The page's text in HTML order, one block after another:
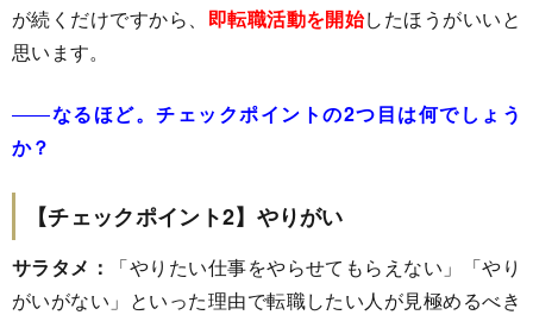
が続くだけですから、 即転職活動を開始したほうがいいと
思います。
――なるほど。チェックポイントの2つ目は何でしょう
か？
【チェックポイント2】やりがい
サラタメ：
「やりたい仕事をやらせてもらえない」「やり
がいがない」といった理由で転職したい人が見極めるべき